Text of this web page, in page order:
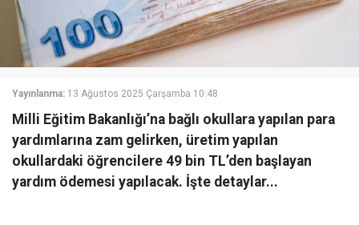
Yayınlanma: 13 Ağustos 2025 Çarşamba 10:48
Milli Eğitim Bakanlığı’na bağlı okullara yapılan para
yardımlarına zam gelirken, üretim yapılan
okullardaki öğrencilere 49 bin TL’den başlayan
yardım ödemesi yapılacak. İşte detaylar...